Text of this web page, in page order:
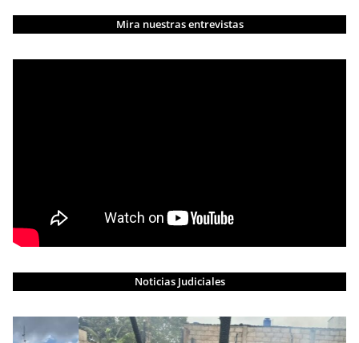
Mira nuestras entrevistas
Noticias Judiciales